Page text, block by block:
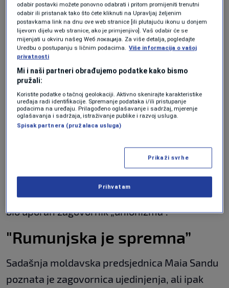
Moldavije i Rumunjske zajedno putovali na
međunarodni sastanak i da su pri dolasku u
zračnu luku protokolarno dočekani kao dvojac.
Ta gesta vjerojatno nije bila slučajna: jasna je
poruka za sve važnije pitanje mogućeg
(ponovnog) ujedinjenja Republike Moldavije i
Rumunjske.
Prvi put su u obje zemlje istodobno na vlasti
čelnici koji pozitivno gledaju na ujedinjenje.
Tome su se protivili svi prethodni moldavski
predsjednici, a u Rumunjskoj je pak samo
Traian Băsescu (predsjednik od 2004. do 2014.)
bio uporan zagovornik „unionizma”.
"Rumunjska je spremna”
Sadašnja moldavska predsjednica Maia Sandu
poznata je zagovornica ujedinjenja, ali ipak
odabir postavki možete ponovno odabrati i pritom promijeniti trenutni
odabir ili pristanak tako što ćete kliknuti na Upravljaj željenim
postavkama link na dnu ove web stranice [ili plutajuću ikonu u donjem
lijevom dijelu web stranice, ako je primjenjivo]. Vaš odabir će se
mijenjati u okviru našeg Wеб локација. Za više detalja, pogledajte
Uredbu o postupanju s ličnim podacima. Više informacija o vašoj
privatnosti
Mi i naši partneri obrađujemo podatke kako bismo
pružali:
Koristite podatke o tačnoj geolokaciji. Aktivno skenirajte karakteristike
uređaja radi identifikacije. Spremanje podataka i/ili pristupanje
podacima na uređaju. Prilagođeno oglašavanje i sadržaj, mjerenje
oglašavanja i sadržaja, istraživanje publike i razvoj usluga.
Spisak partnera (pružalaca usluga)
Prikaži svrhe
Prihvatam